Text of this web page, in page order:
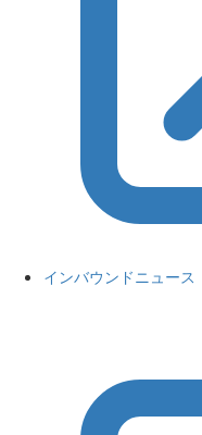
インバウンドニュース